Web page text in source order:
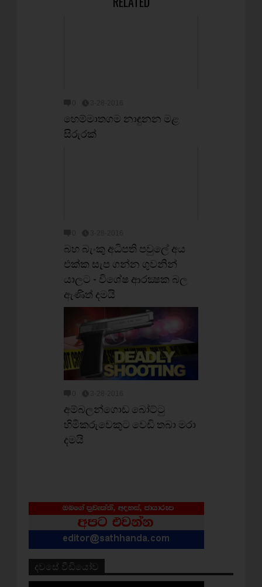
හෙම්මාතගම නාඳුනන මළ
සිරුරක්
බහ බැංකු අධිපති පවුලේ අය
එක්ක සැප ගන්න ගුවනින්
යාලට - විශේෂ ආරක්‍ෂක බල
ඇණිත් දමයි
අම්බලන්ගොඩ බෝට්ටු
හිමිකරුවෙකුට වෙඩි තබා මරා
දමයි
දවසේ වීඩියෝව